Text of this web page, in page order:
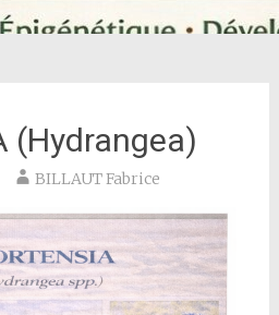
(Hydrangea)
BILLAUT Fabrice